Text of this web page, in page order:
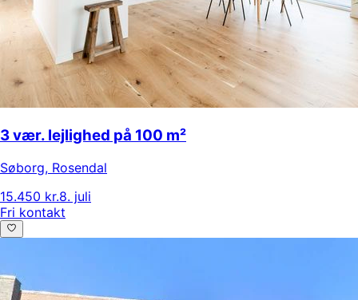
3 vær. lejlighed på 100 m²
Søborg, Rosendal
15.450 kr.8. juli
Fri kontakt